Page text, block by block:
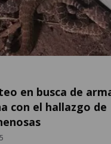
en busca de
con el hallazgo de